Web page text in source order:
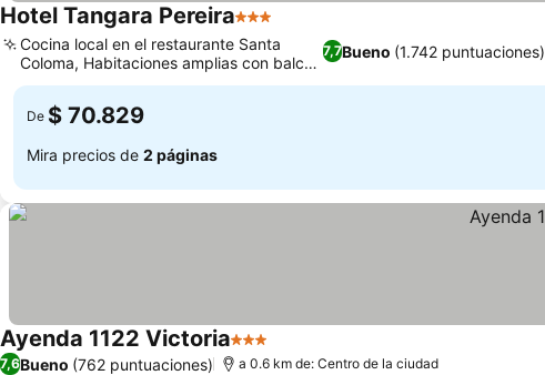
Hotel Tangara Pereira3 Estrellas
7,7Bueno (1.742 puntuaciones)
Cocina local en el restaurante Santa
Coloma, Habitaciones amplias con balcón
privado
De $ 70.829
Mira precios de 2 páginas
Ayenda 1122 Victoria3 Estrellas
7,6Bueno (762 puntuaciones) a 0.6 km de: Centro de la ciudad